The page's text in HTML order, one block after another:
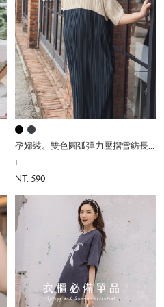
孕婦裝。雙色圓弧彈力壓摺雪紡長洋
F
NT. 590